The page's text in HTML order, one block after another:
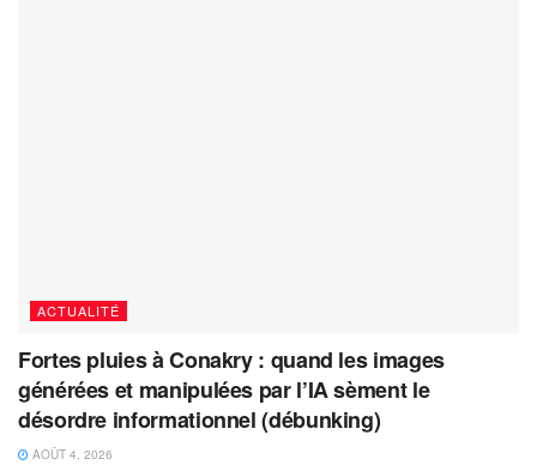
ACTUALITÉ
Fortes pluies à Conakry : quand les images
générées et manipulées par l’IA sèment le
désordre informationnel (débunking)
AOÛT 4, 2026